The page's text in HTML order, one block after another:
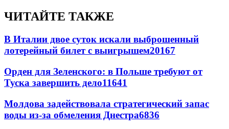
ЧИТАЙТЕ ТАКЖЕ
В Италии двое суток искали выброшенный
лотерейный билет с выигрышем20167
Орден для Зеленского: в Польше требуют от
Туска завершить дело11641
Молдова задействовала стратегический запас
воды из-за обмеления Днестра6836